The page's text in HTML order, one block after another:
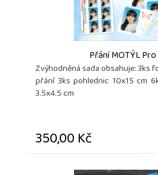
Přání MOTÝL
Zvýhodněná sada obsahuje: 3ks
přání 3ks pohlednic 10x15 cm
3.5x4.5 cm
350,00 Kč